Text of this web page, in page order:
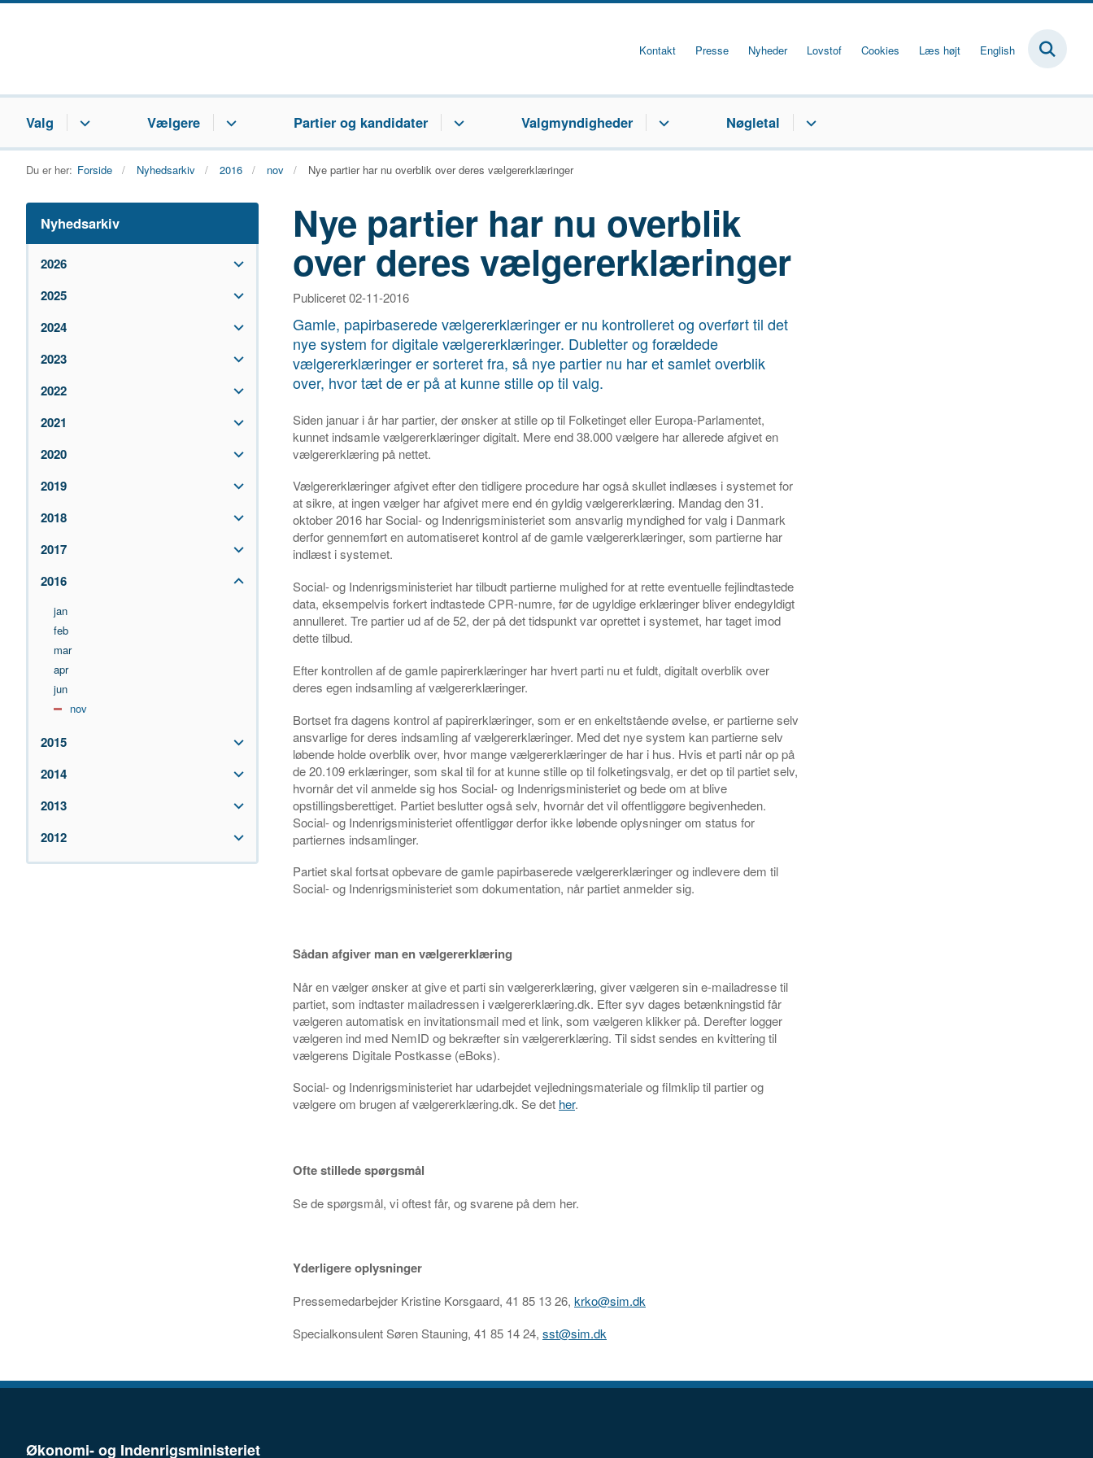
Kontakt Presse Nyheder Lovstof Cookies Læs højt English
Valg Vælgere Partier og kandidater Valgmyndigheder Nøgletal
Du er her: Forside Nyhedsarkiv 2016 nov Nye partier har nu overblik over deres vælgererklæringer
Nyhedsarkiv
2026
2025
2024
2023
2022
2021
2020
2019
2018
2017
2016
jan
feb
mar
apr
jun
nov
2015
2014
2013
2012
Nye partier har nu overblik
over deres vælgererklæringer
Publiceret 02-11-2016
Gamle, papirbaserede vælgererklæringer er nu kontrolleret og overført til det
nye system for digitale vælgererklæringer. Dubletter og forældede
vælgererklæringer er sorteret fra, så nye partier nu har et samlet overblik
over, hvor tæt de er på at kunne stille op til valg.
Siden januar i år har partier, der ønsker at stille op til Folketinget eller Europa-Parlamentet,
kunnet indsamle vælgererklæringer digitalt. Mere end 38.000 vælgere har allerede afgivet en
vælgererklæring på nettet.
Vælgererklæringer afgivet efter den tidligere procedure har også skullet indlæses i systemet for
at sikre, at ingen vælger har afgivet mere end én gyldig vælgererklæring. Mandag den 31.
oktober 2016 har Social- og Indenrigsministeriet som ansvarlig myndighed for valg i Danmark
derfor gennemført en automatiseret kontrol af de gamle vælgererklæringer, som partierne har
indlæst i systemet.
Social- og Indenrigsministeriet har tilbudt partierne mulighed for at rette eventuelle fejlindtastede
data, eksempelvis forkert indtastede CPR-numre, før de ugyldige erklæringer bliver endegyldigt
annulleret. Tre partier ud af de 52, der på det tidspunkt var oprettet i systemet, har taget imod
dette tilbud.
Efter kontrollen af de gamle papirerklæringer har hvert parti nu et fuldt, digitalt overblik over
deres egen indsamling af vælgererklæringer.
Bortset fra dagens kontrol af papirerklæringer, som er en enkeltstående øvelse, er partierne selv
ansvarlige for deres indsamling af vælgererklæringer. Med det nye system kan partierne selv
løbende holde overblik over, hvor mange vælgererklæringer de har i hus. Hvis et parti når op på
de 20.109 erklæringer, som skal til for at kunne stille op til folketingsvalg, er det op til partiet selv,
hvornår det vil anmelde sig hos Social- og Indenrigsministeriet og bede om at blive
opstillingsberettiget. Partiet beslutter også selv, hvornår det vil offentliggøre begivenheden.
Social- og Indenrigsministeriet offentliggør derfor ikke løbende oplysninger om status for
partiernes indsamlinger.
Partiet skal fortsat opbevare de gamle papirbaserede vælgererklæringer og indlevere dem til
Social- og Indenrigsministeriet som dokumentation, når partiet anmelder sig.
Sådan afgiver man en vælgererklæring
Når en vælger ønsker at give et parti sin vælgererklæring, giver vælgeren sin e-mailadresse til
partiet, som indtaster mailadressen i vælgererklæring.dk. Efter syv dages betænkningstid får
vælgeren automatisk en invitationsmail med et link, som vælgeren klikker på. Derefter logger
vælgeren ind med NemID og bekræfter sin vælgererklæring. Til sidst sendes en kvittering til
vælgerens Digitale Postkasse (eBoks).
Social- og Indenrigsministeriet har udarbejdet vejledningsmateriale og filmklip til partier og
vælgere om brugen af vælgererklæring.dk. Se det her.
Ofte stillede spørgsmål
Se de spørgsmål, vi oftest får, og svarene på dem her.
Yderligere oplysninger
Pressemedarbejder Kristine Korsgaard, 41 85 13 26, krko@sim.dk
Specialkonsulent Søren Stauning, 41 85 14 24, sst@sim.dk
Økonomi- og Indenrigsministeriet